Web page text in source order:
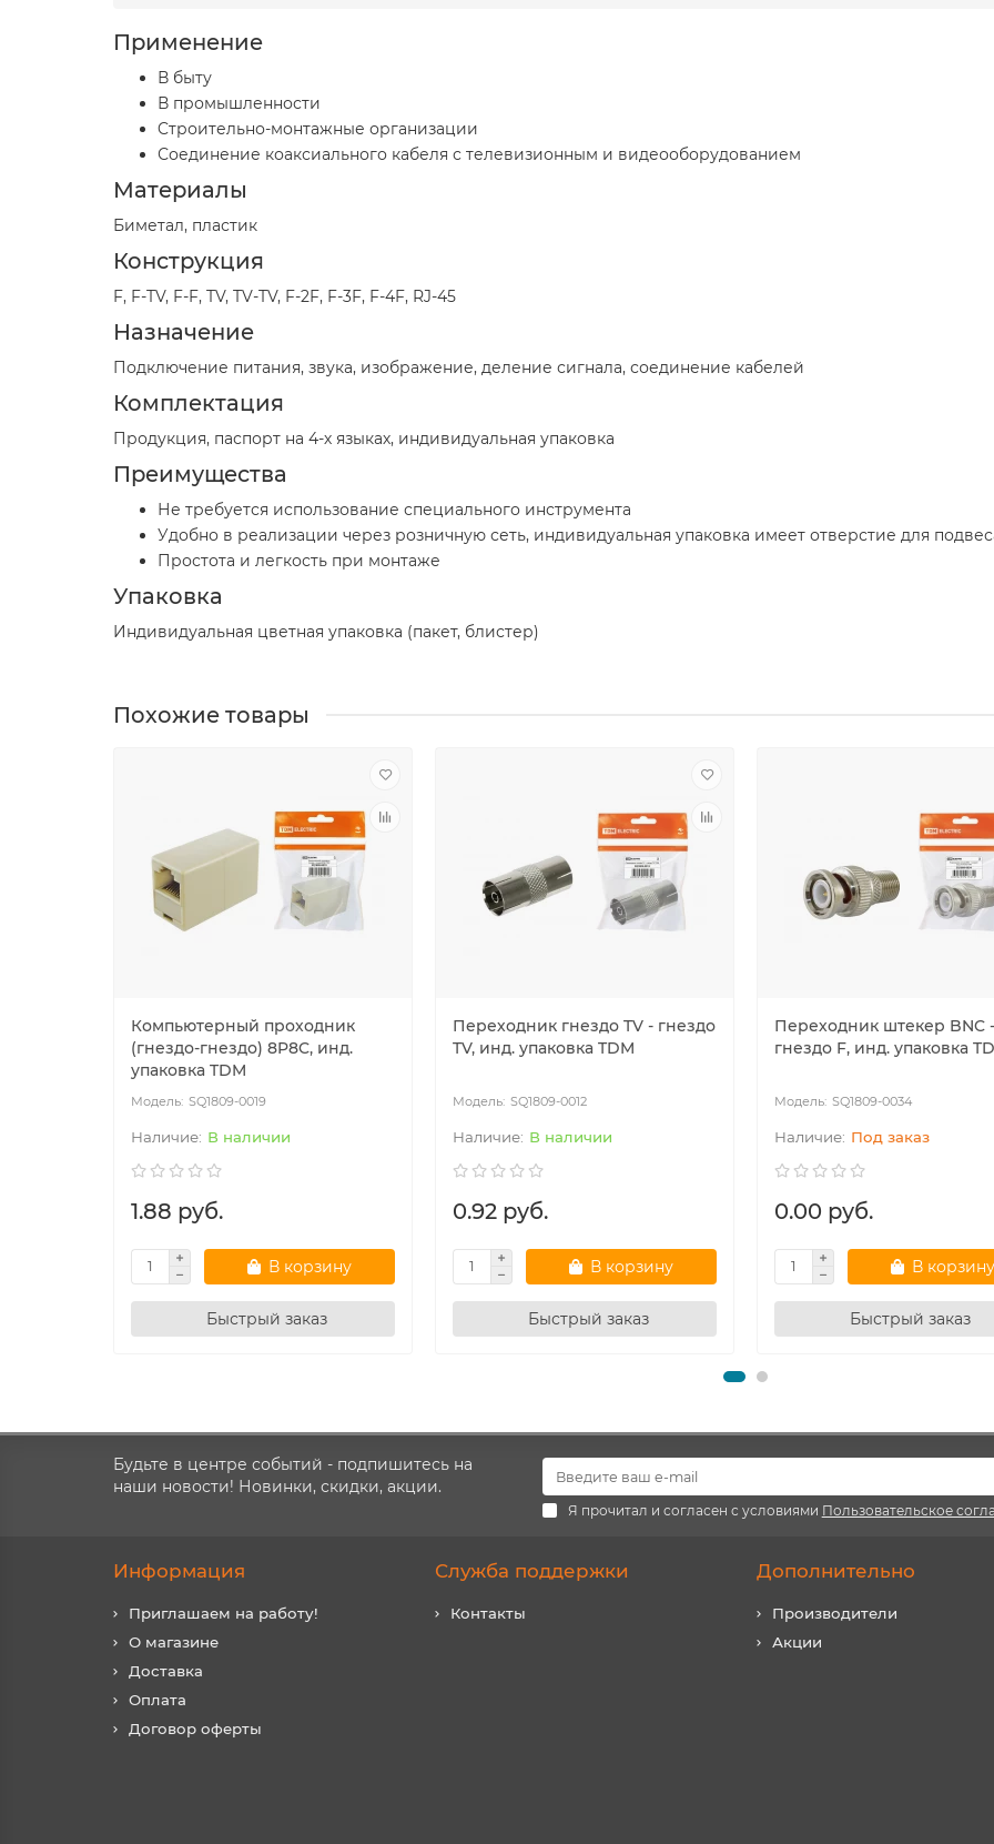
Применение
В быту
В промышленности
Cтроительно-монтажные организации
Соединение коаксиального кабеля с телевизионным и видеооборудованием
Материалы
Биметал, пластик
Конструкция
F, F-TV, F-F, TV, TV-TV, F-2F, F-3F, F-4F, RJ-45
Назначение
Подключение питания, звука, изображение, деление сигнала, соединение кабелей
Комплектация
Продукция, паспорт на 4-х языках, индивидуальная упаковка
Преимущества
Не требуется использование специального инструмента
Удобно в реализации через розничную сеть, индивидуальная упаковка имеет отверстие для
Простота и легкость при монтаже
Упаковка
Индивидуальная цветная упаковка (пакет, блистер)
Похожие товары
Компьютерный проходник
(гнездо-гнездо) 8P8C, инд.
упаковка TDM
SQ1809-0019
В наличии
1.88 руб.
В корзину
Быстрый заказ
Переходник гнездо TV - гнездо
TV, инд. упаковка TDM
SQ1809-0012
В наличии
0.92 руб.
В корзину
Быстрый заказ
Переходник штекер BNC -
гнездо F, инд. упаковка
SQ1809-0034
Под заказ
0.00 руб.
В корзину
Быстрый заказ
Будьте в центре событий - подпишитесь на
наши новости! Новинки, скидки, акции.
Я прочитал и согласен с условиями Пользовательское
Информация
Приглашаем на работу!
О магазине
Доставка
Оплата
Договор оферты
Служба поддержки
Контакты
Дополнительно
Производители
Акции